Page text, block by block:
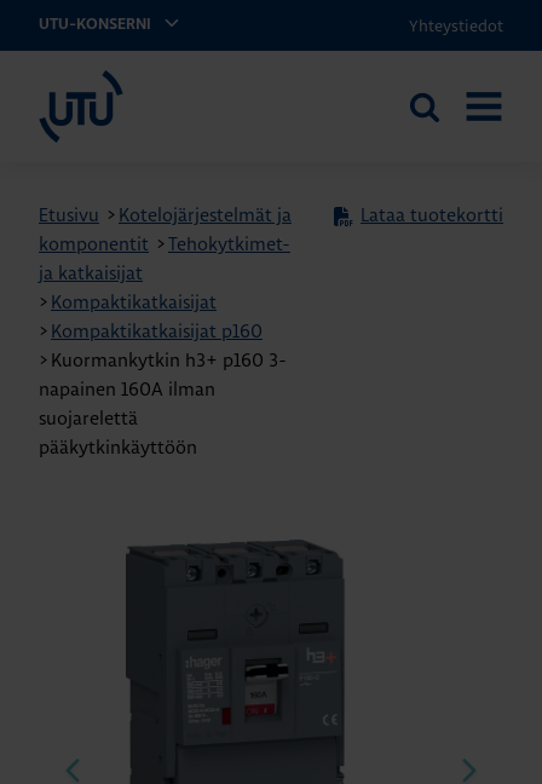
UTU-KONSERNI Yhteystiedot
Etsi
Etusivu > Kotelojärjestelmät ja
komponentit >Tehokytkimet-
ja katkaisijat
> Kompaktikatkaisijat
> Kompaktikatkaisijat p160
> Kuormankytkin h3+ p160 3-
napainen 160A ilman
suojarelettä
pääkytkinkäyttöön
Lataa tuotekortti